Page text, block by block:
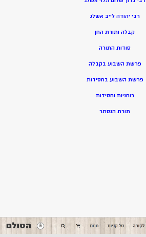
רבי יהודה לייב אשלג
קבלה ותורת החן
סודות התורה
פרשת השבוע בקבלה
פרשת השבוע בחסידות
רוחניות וחסידות
תורת הנסתר